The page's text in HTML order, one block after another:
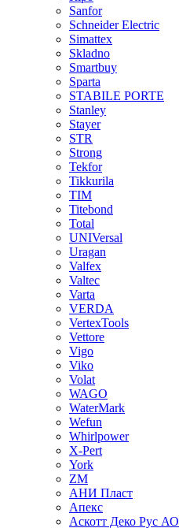
Sanfor
Schneider Electric
Simattex
Skladno
Smartbuy
Sparta
STABILE PORTE
Stanley
Stayer
STR
Strong
Tekfor
Tikkurila
TIM
Titebond
Total
UNIVersal
Uragan
Valfex
Valtec
Varta
VERDA
VertexTools
Vettore
Vigo
Viko
Volat
WAGO
WaterMark
Wefun
Whirlpower
X-Pert
York
ZM
АНИ Пласт
Апекс
Аскотт Деко Рус АО